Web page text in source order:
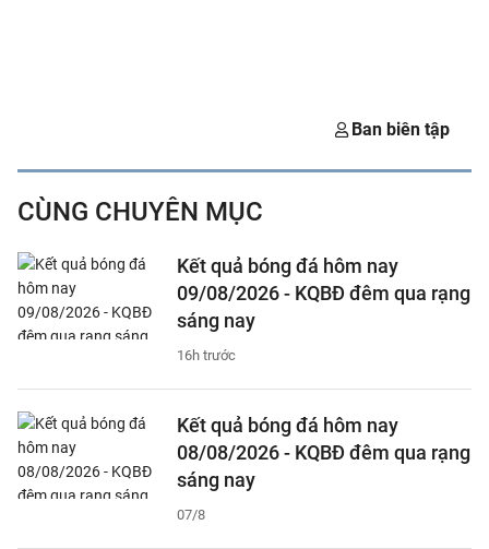
Ban biên tập
CÙNG CHUYÊN MỤC
Kết quả bóng đá hôm nay
09/08/2026 - KQBĐ đêm qua rạng
sáng nay
16h trước
Kết quả bóng đá hôm nay
08/08/2026 - KQBĐ đêm qua rạng
sáng nay
07/8